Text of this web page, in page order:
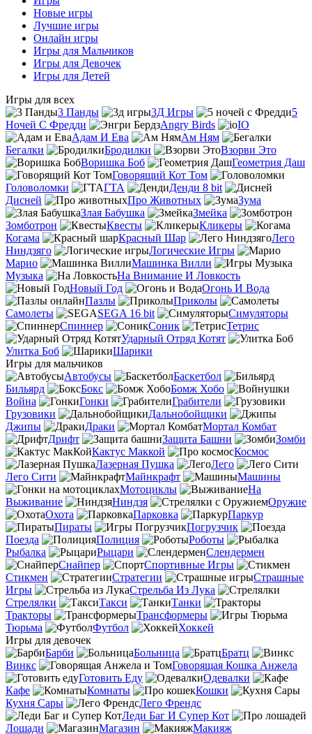
Новые игры
Лучшие игры
Онлайн игры
Игры для Мальчиков
Игры для Девочек
Игры для Детей
Игры для всех
3 Панды
3Д Игры
5
Ночей С Фредди
Angry Birds
IO
Адам И Ева
Ам Ням
Бегалки
Бродилки
Взорви Это
Воришка Боб
Геометрия Даш
Говорящий Кот Том
Головоломки
ГТА
Денди 8 bit
Дисней
Про Животных
Зума
Злая Бабушка
Змейка
Зомботрон
Квесты
Кликеры
Когама
Красный Шар
Лего
Ниндзяго
Логические Игры
Марио
Машинка Вилли
Музыка
На Внимание И Ловкость
Новый Год
Огонь И Вода
Пазлы
Приколы
Самолеты
SEGA 16 bit
Симуляторы
Спиннер
Соник
Тетрис
Ударный Отряд Котят
Улитка Боб
Шарики
Игры для мальчиков
Автобусы
Баскетбол
Бильярд
Бокс
Бомж Хобо
Война
Гонки
Грабители
Грузовики
Дальнобойщики
Джипы
Драки
Мортал Комбат
Дрифт
Защита Башни
Зомби
Кактус Маккой
Космос
Лазерная Пушка
Лего
Лего Сити
Майнкрафт
Машины
Мотоциклы
На
Выживание
Ниндзя
Оружие
Охота
Парковка
Паркур
Пираты
Погрузчик
Поезда
Полиция
Роботы
Рыбалка
Рыцари
Слендермен
Снайпер
Спортивные Игры
Стикмен
Стратегии
Страшные
Игры
Стрельба Из Лука
Стрелялки
Такси
Танки
Тракторы
Трансформеры
Тюрьма
Футбол
Хоккей
Игры для девочек
Барби
Больница
Братц
Винкс
Говорящая Кошка Анжела
Готовить Еду
Одевалки
Кафе
Комнаты
Кошки
Кухня Сары
Лего Френдс
Леди Баг И Супер Кот
Лошади
Магазин
Макияж